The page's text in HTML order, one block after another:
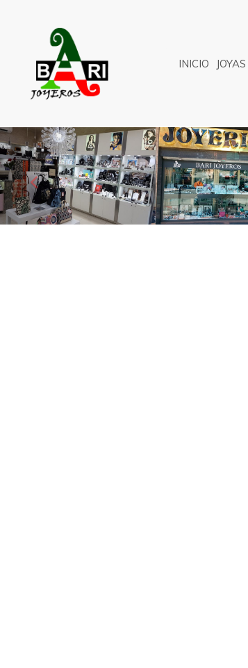
INICIO JOYAS
Anterior